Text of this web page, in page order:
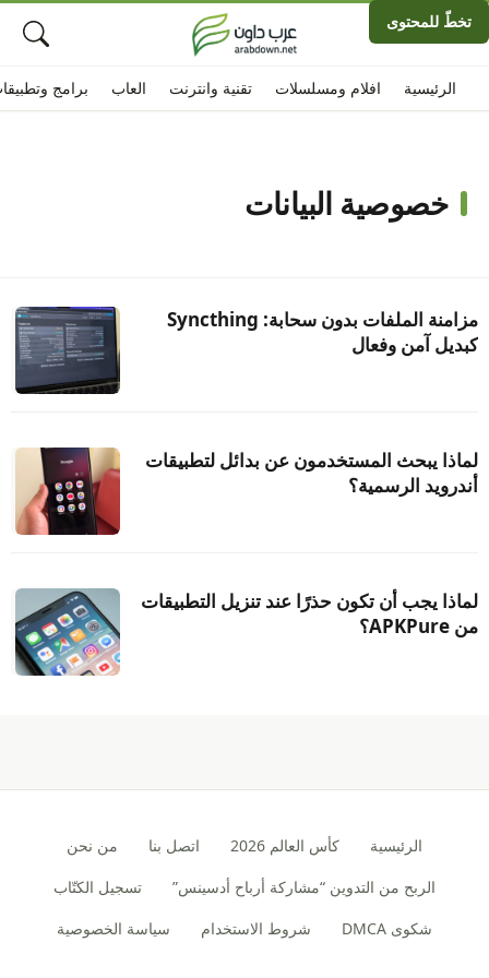
تخطّ للمحتوى
الرئيسية افلام ومسلسلات تقنية وانترنت العاب برامج
خصوصية البيانات
مزامنة الملفات بدون سحابة: Syncthing
كبديل آمن وفعال
لماذا يبحث المستخدمون عن بدائل لتطبيقات
أندرويد الرسمية؟
لماذا يجب أن تكون حذرًا عند تنزيل التطبيقات
من APKPure؟
الرئيسية كأس العالم 2026 اتصل بنا
من نحن
الربح من التدوين “مشاركة أرباح أدسينس”
تسجيل الكتّاب
شكوى DMCA
شروط الاستخدام سياسة الخصوصية